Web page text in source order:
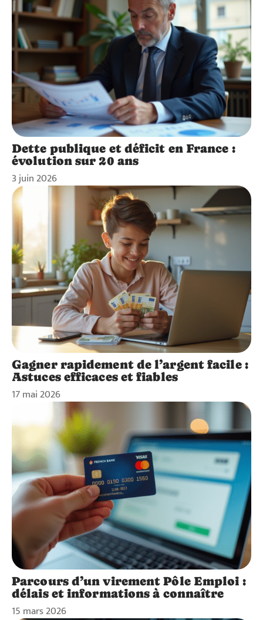
Dette publique et déficit en France :
évolution sur 20 ans
3 juin 2026
Gagner rapidement de l’argent facile :
Astuces efficaces et fiables
17 mai 2026
Parcours d’un virement Pôle Emploi :
délais et informations à connaître
15 mars 2026